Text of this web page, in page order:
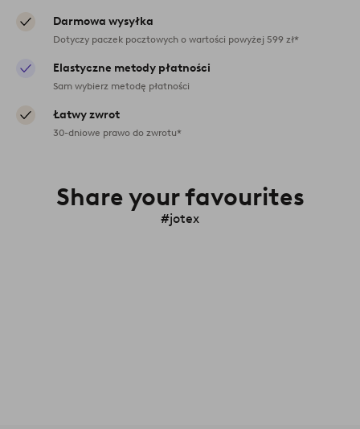
Darmowa wysyłka
Dotyczy paczek pocztowych o wartości powyżej 599 zł*
Elastyczne metody płatności
Sam wybierz metodę płatności
Łatwy zwrot
30-dniowe prawo do zwrotu*
Share your favourites
#jotex